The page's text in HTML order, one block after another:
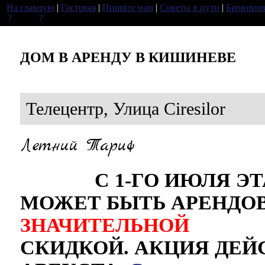
На главную | Гостевая | Пишите нам | Советы в пути |
ДОМ В АРЕНДУ В КИШИНЕВЕ
Телецентр, Улица Ciresilor
Летний Тариф
С 1-ГО ИЮЛЯ ЭТА
МОЖЕТ БЫТЬ
ЗНАЧИТЕЛЬНОЙ
СКИДКОЙ. АКЦИЯ